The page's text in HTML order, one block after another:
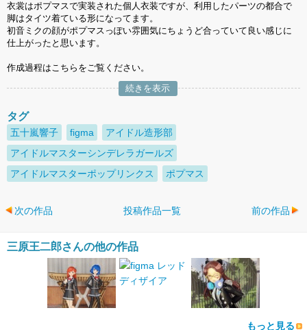
衣裳はポプマスで実装された個人衣装ですが、利用したパーツの都合で
脚はタイツ着ている形になってます。
初音ミクの顔がポプマスっぽい雰囲気にちょうど合っていて良い感じに
仕上がったと思います。
作成過程はこちらをご覧ください。
続きを表示
タグ
五十嵐響子 figma
アイドル造形部
アイドルマスターシンデレラガールズ
アイドルマスターポップリンクス
ポプマス
次の作品 投稿作品一覧 前の作品
三原王二郎さんの他の作品
もっと見る